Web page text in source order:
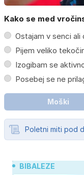
Kako se med
Ostajam v senci ali
Pijem veliko
Izogibam se
Posebej se ne
Moški
Poletni miti pod
BIBALEZE